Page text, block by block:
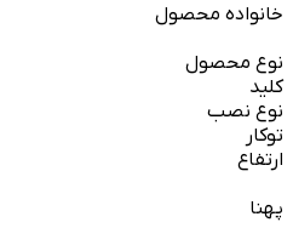
خانواده محصول
نوع محصول
کلید
نوع نصب
توکار
ارتفاع
پهنا